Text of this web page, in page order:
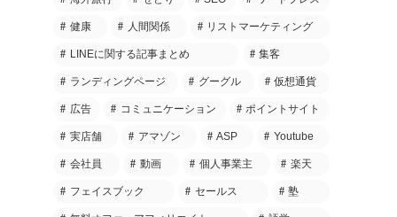
健康 人間関係 リストマーケティング
LINEに関する記事まとめ 集客
ランディングページ グーグル 仮想通貨
広告 コミュニケーション ポイントサイト
実店舗 アマゾン ASP Youtube
会社員 動画 個人事業主 楽天
フェイスブック セールス 塾